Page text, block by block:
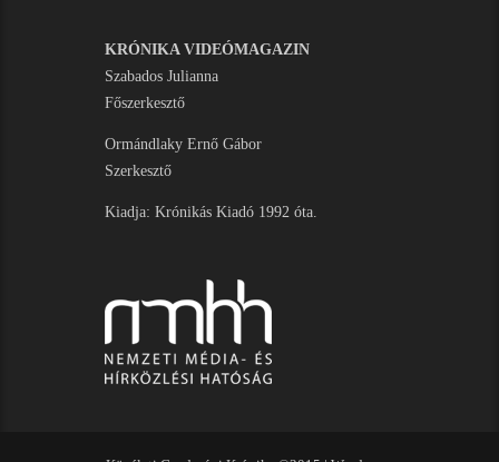
KRÓNIKA VIDEÓMAGAZIN
Szabados Julianna
Főszerkesztő
Ormándlaky Ernő Gábor
Szerkesztő
Kiadja: Krónikás Kiadó 1992 óta.